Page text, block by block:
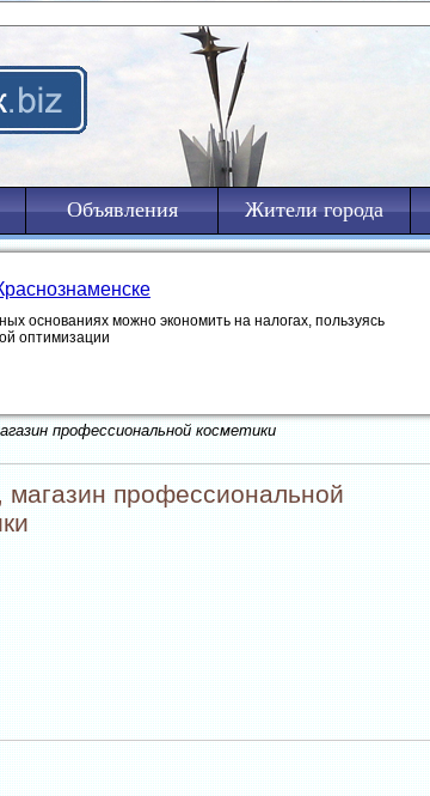
Объявления Жители города
основаниях можно экономить на налогах, пользуясь
оптимизации
профессиональной косметики
магазин профессиональной